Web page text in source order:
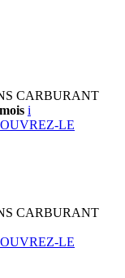
CARBURANT
i
LE
CARBURANT
LE